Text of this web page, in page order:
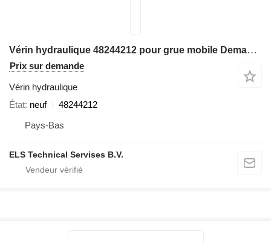
Vérin hydraulique 48244212 pour grue mobile Demag AC250
Prix sur demande
Vérin hydraulique
État neuf
48244212
Pays-Bas
ELS Technical Servises B.V.